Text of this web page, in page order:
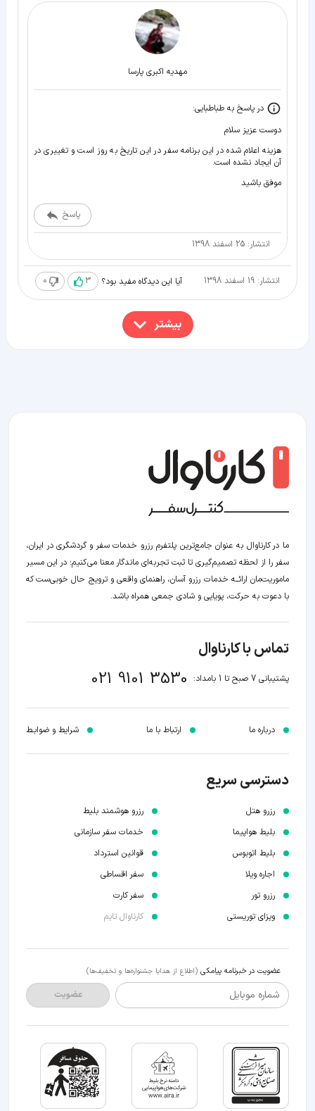
مهدیه اکبری پارسا
در پاسخ به طباطبايى:
دوست عزیز سلام
هزینه اعلام شده در این برنامه سفر در این تاریخ به روز است و تغییری در
آن ایجاد نشده است.
موفق باشید
پاسخ
انتشار: 25 اسفند 1398
انتشار: 19 اسفند 1398 آیا این دیدگاه مفید بود؟ 3
0
بیشتر
ما در کارناوال به عنوان جامع‌ترین پلتفرم رزرو خدمات سفر و گردشگری در ایران،
سفر را از لحظه‌ تصمیم‌گیری تا ثبت تجربه‌ای ماندگار معنا می‌کنیم؛ در این مسیر‍
ماموریت‌مان اراﺋــﻪ خدمات رزرو آسان، راهنمای واقعی و ترویج حال خوبی‌ست که
با دعوت به حرکت، پویایی و شادی جمعی همراه باشد.
تماس با کارناوال
پشتیبانی 7 صبح تا 1 بامداد: 021 9101 3530
درباره ما ارتباط با ما شرایط و ضوابـط
دسترسی سریع
رزرو هتل
بلیط هواپیما
بلیط اتوبوس
اجاره ویلا
رزرو تور
ویزای توریستی
رزرو هوشمند بلیط
خدمات سفر سازمانی
قوانین استرداد
سفر اقساطی
سفر کارت
کارناوال تایم
عضویت در خبرنامه پیامکی (اطلاع از هدایا جشنواره‌ها و تخفیف‌ها)
شماره موبایل عضویت